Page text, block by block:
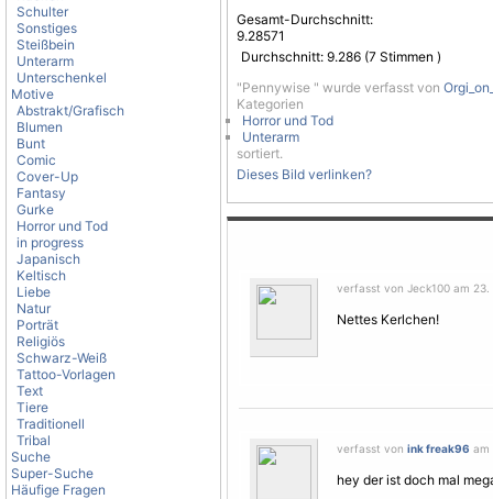
Schulter
Sonstiges
Steißbein
Unterarm
Unterschenkel
Motive
Abstrakt/Grafisch
Blumen
Bunt
Comic
Cover-Up
Fantasy
Gurke
Horror und Tod
in progress
Japanisch
Keltisch
Liebe
Natur
Porträt
Religiös
Schwarz-Weiß
Tattoo-Vorlagen
Text
Tiere
Traditionell
Tribal
Suche
Super-Suche
Häufige Fragen
Gesamt-Durchschnitt:
9.28571
Durchschnitt: 9.286 (7 Stimmen )
"Pennywise " wurde verfasst von
Kategorien
Horror und Tod
Unterarm
sortiert.
Dieses Bild verlinken?
verfasst von Jeck100 am
Nettes Kerlchen!
verfasst von ink freak96 am
hey der ist doch mal